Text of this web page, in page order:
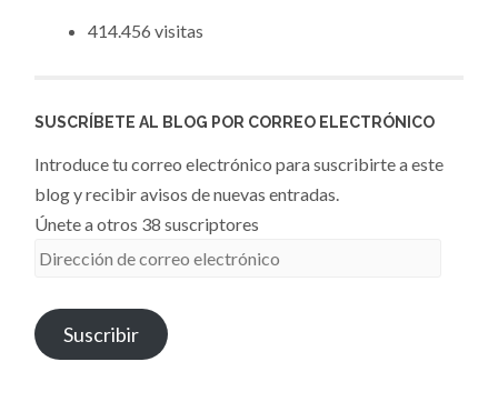
414.456 visitas
SUSCRÍBETE AL BLOG POR CORREO ELECTRÓNICO
Introduce tu correo electrónico para suscribirte a este
blog y recibir avisos de nuevas entradas.
Únete a otros 38 suscriptores
Dirección
correo
electrónico
Suscribir